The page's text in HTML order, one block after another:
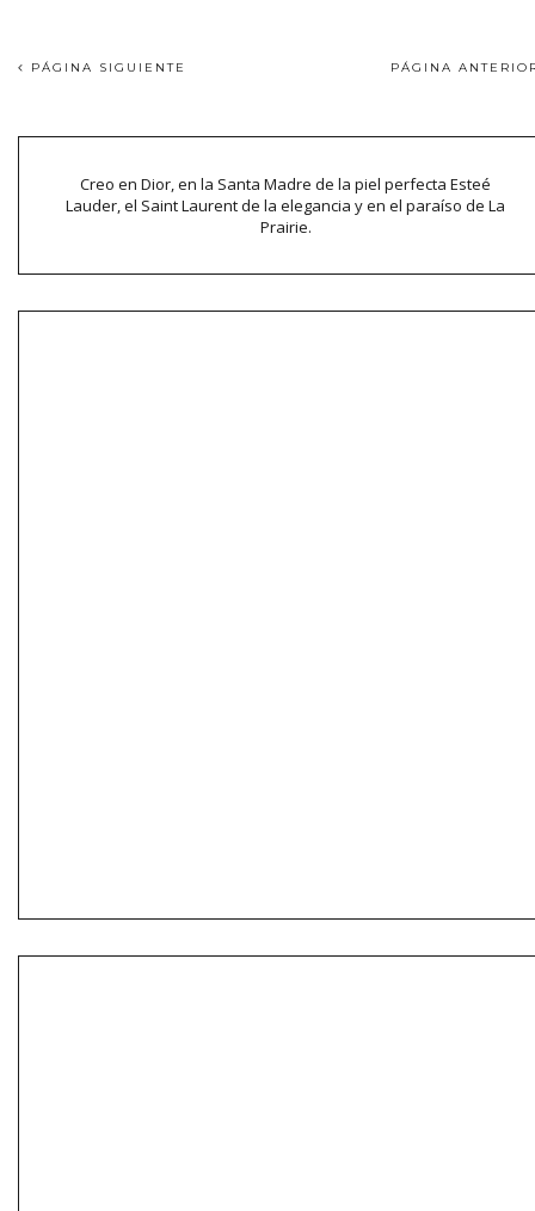
PÁGINA SIGUIENTE PÁGINA
Creo en Dior, en la Santa Madre de la piel perfecta Esteé
Lauder, el Saint Laurent de la elegancia y en el paraíso de La
Prairie.